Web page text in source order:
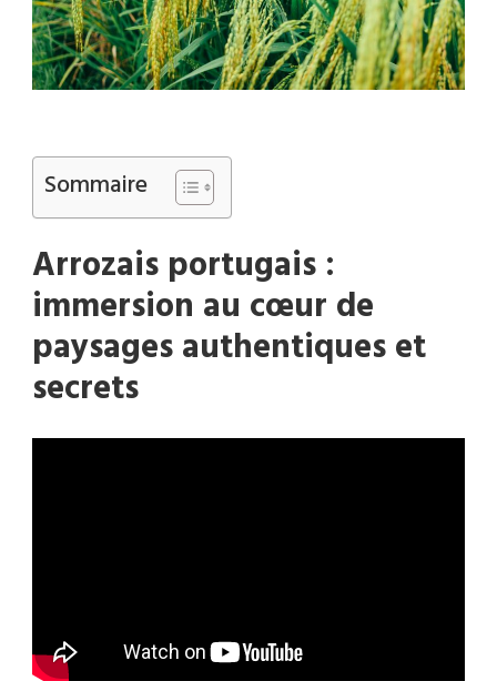
Sommaire
Arrozais portugais :
immersion au cœur de
paysages authentiques et
secrets